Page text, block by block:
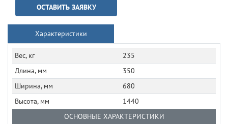
ОСТАВИТЬ ЗАЯВКУ
Характеристики
Вес, кг
235
Длина, мм
350
Ширина, мм
680
Высота, мм
1440
ОСНОВНЫЕ ХАРАКТЕРИСТИКИ